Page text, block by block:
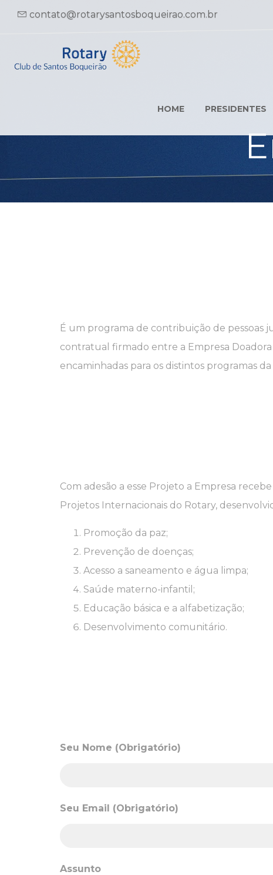
contato@rotarysantosboqueirao.com.br
HOME PRESIDENTES
É um programa de contribuição de pessoas
contratual firmado entre a Empresa
encaminhadas para os distintos programas
Com adesão a esse Projeto a Empresa
Projetos Internacionais do Rotary,
Promoção da paz;
Prevenção de doenças;
Acesso a saneamento e água limpa;
Saúde materno-infantil;
Educação básica e a alfabetização;
Desenvolvimento comunitário.
Seu Nome (Obrigatório)
Seu Email (Obrigatório)
Assunto